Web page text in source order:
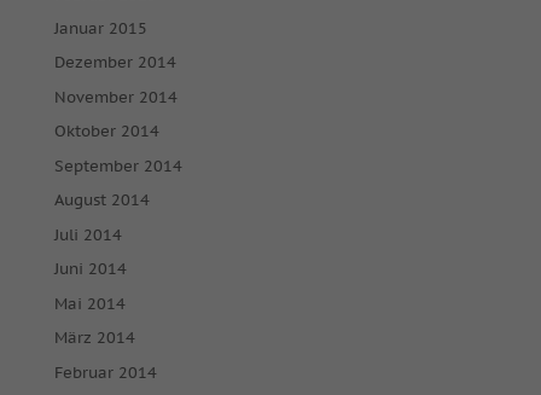
Januar 2015
Dezember 2014
November 2014
Oktober 2014
September 2014
August 2014
Juli 2014
Juni 2014
Mai 2014
März 2014
Februar 2014